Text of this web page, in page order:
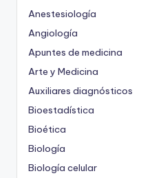
Anestesiología
Angiología
Apuntes de medicina
Arte y Medicina
Auxiliares diagnósticos
Bioestadística
Bioética
Biología
Biología celular